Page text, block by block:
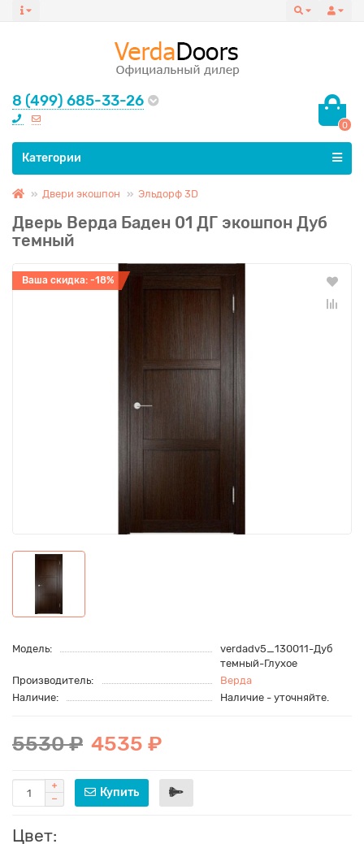
8 (499) 685-33-26
0
Все категории
Категории
Двери экошпон Эльдорф 3D
Дверь Верда Баден 01 ДГ экошпон Дуб
темный
Ваша скидка: -18%
Модель:
verdadv5_130011-Дуб
темный-Глухое
Производитель:
Верда
Наличие:
Наличие - уточняйте.
5530 ₽ 4535 ₽
Купить
Цвет: